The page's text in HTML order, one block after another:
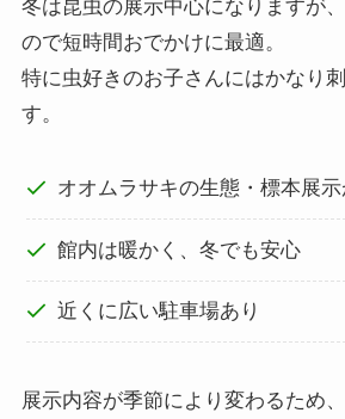
冬は昆虫の展示中心になりますが
ので短時間おでかけに最適。
特に虫好きのお子さんにはかなり
す。
オオムラサキの生態・標本展
館内は暖かく、冬でも安心
近くに広い駐車場あり
展示内容が季節により変わるため